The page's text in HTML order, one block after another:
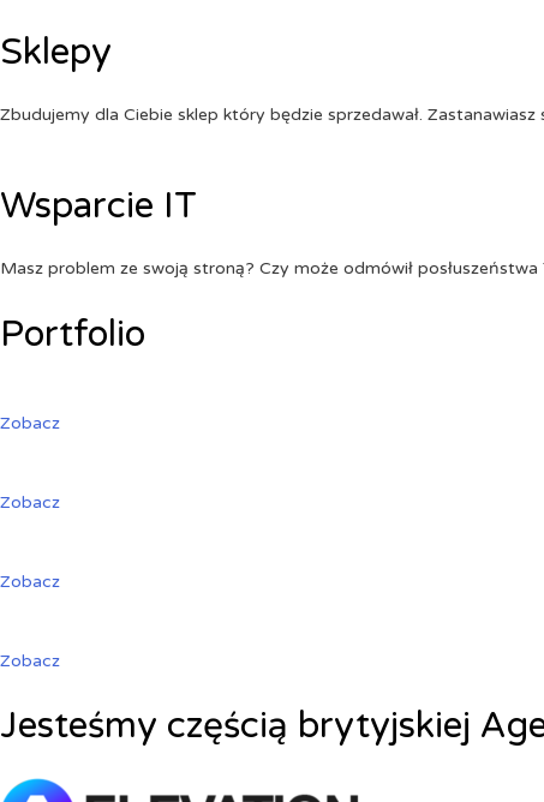
Sklepy
Zbudujemy dla Ciebie sklep który będzie sprzedawał.
Wsparcie IT
Masz problem ze swoją stroną? Czy może odmówił
Portfolio
Zobacz
Zobacz
Zobacz
Zobacz
Jesteśmy częścią brytyjskiej